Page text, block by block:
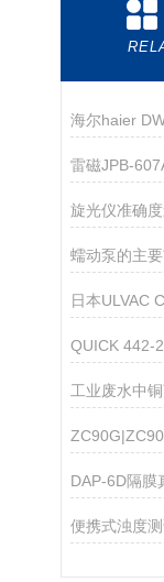
旋光仪准确
蠕动泵的主
QUICK 442-
工业废水中
DAP-6D隔膜